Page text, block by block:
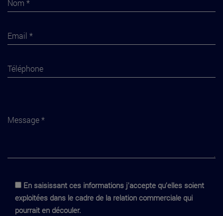
En saisissant ces informations j'accepte qu'elles soient
exploitées dans le cadre de la relation commerciale qui
pourrait en découler.